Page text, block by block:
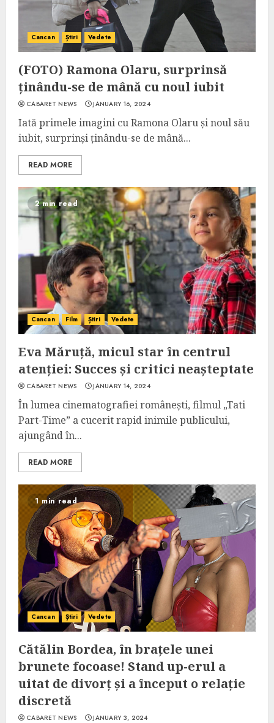
Cancan Știri Vedete
(FOTO) Ramona Olaru, surprinsă
ținându-se de mână cu noul iubit
CABARET NEWS JANUARY 16, 2024
Iată primele imagini cu Ramona Olaru și noul său
iubit, surprinși ținându-se de mână...
READ MORE
2 min read
Cancan Film Știri Vedete
Eva Măruță, micul star în centrul
atenției: Succes și critici neașteptate
CABARET NEWS JANUARY 14, 2024
În lumea cinematografiei românești, filmul „Tati
Part-Time” a cucerit rapid inimile publicului,
ajungând în...
READ MORE
1 min read
Cancan Știri Vedete
Cătălin Bordea, în brațele unei
brunete focoase! Stand up-erul a
uitat de divorț și a început o relație
discretă
CABARET NEWS JANUARY 3, 2024